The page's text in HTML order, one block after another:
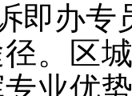
即办
。区
业优